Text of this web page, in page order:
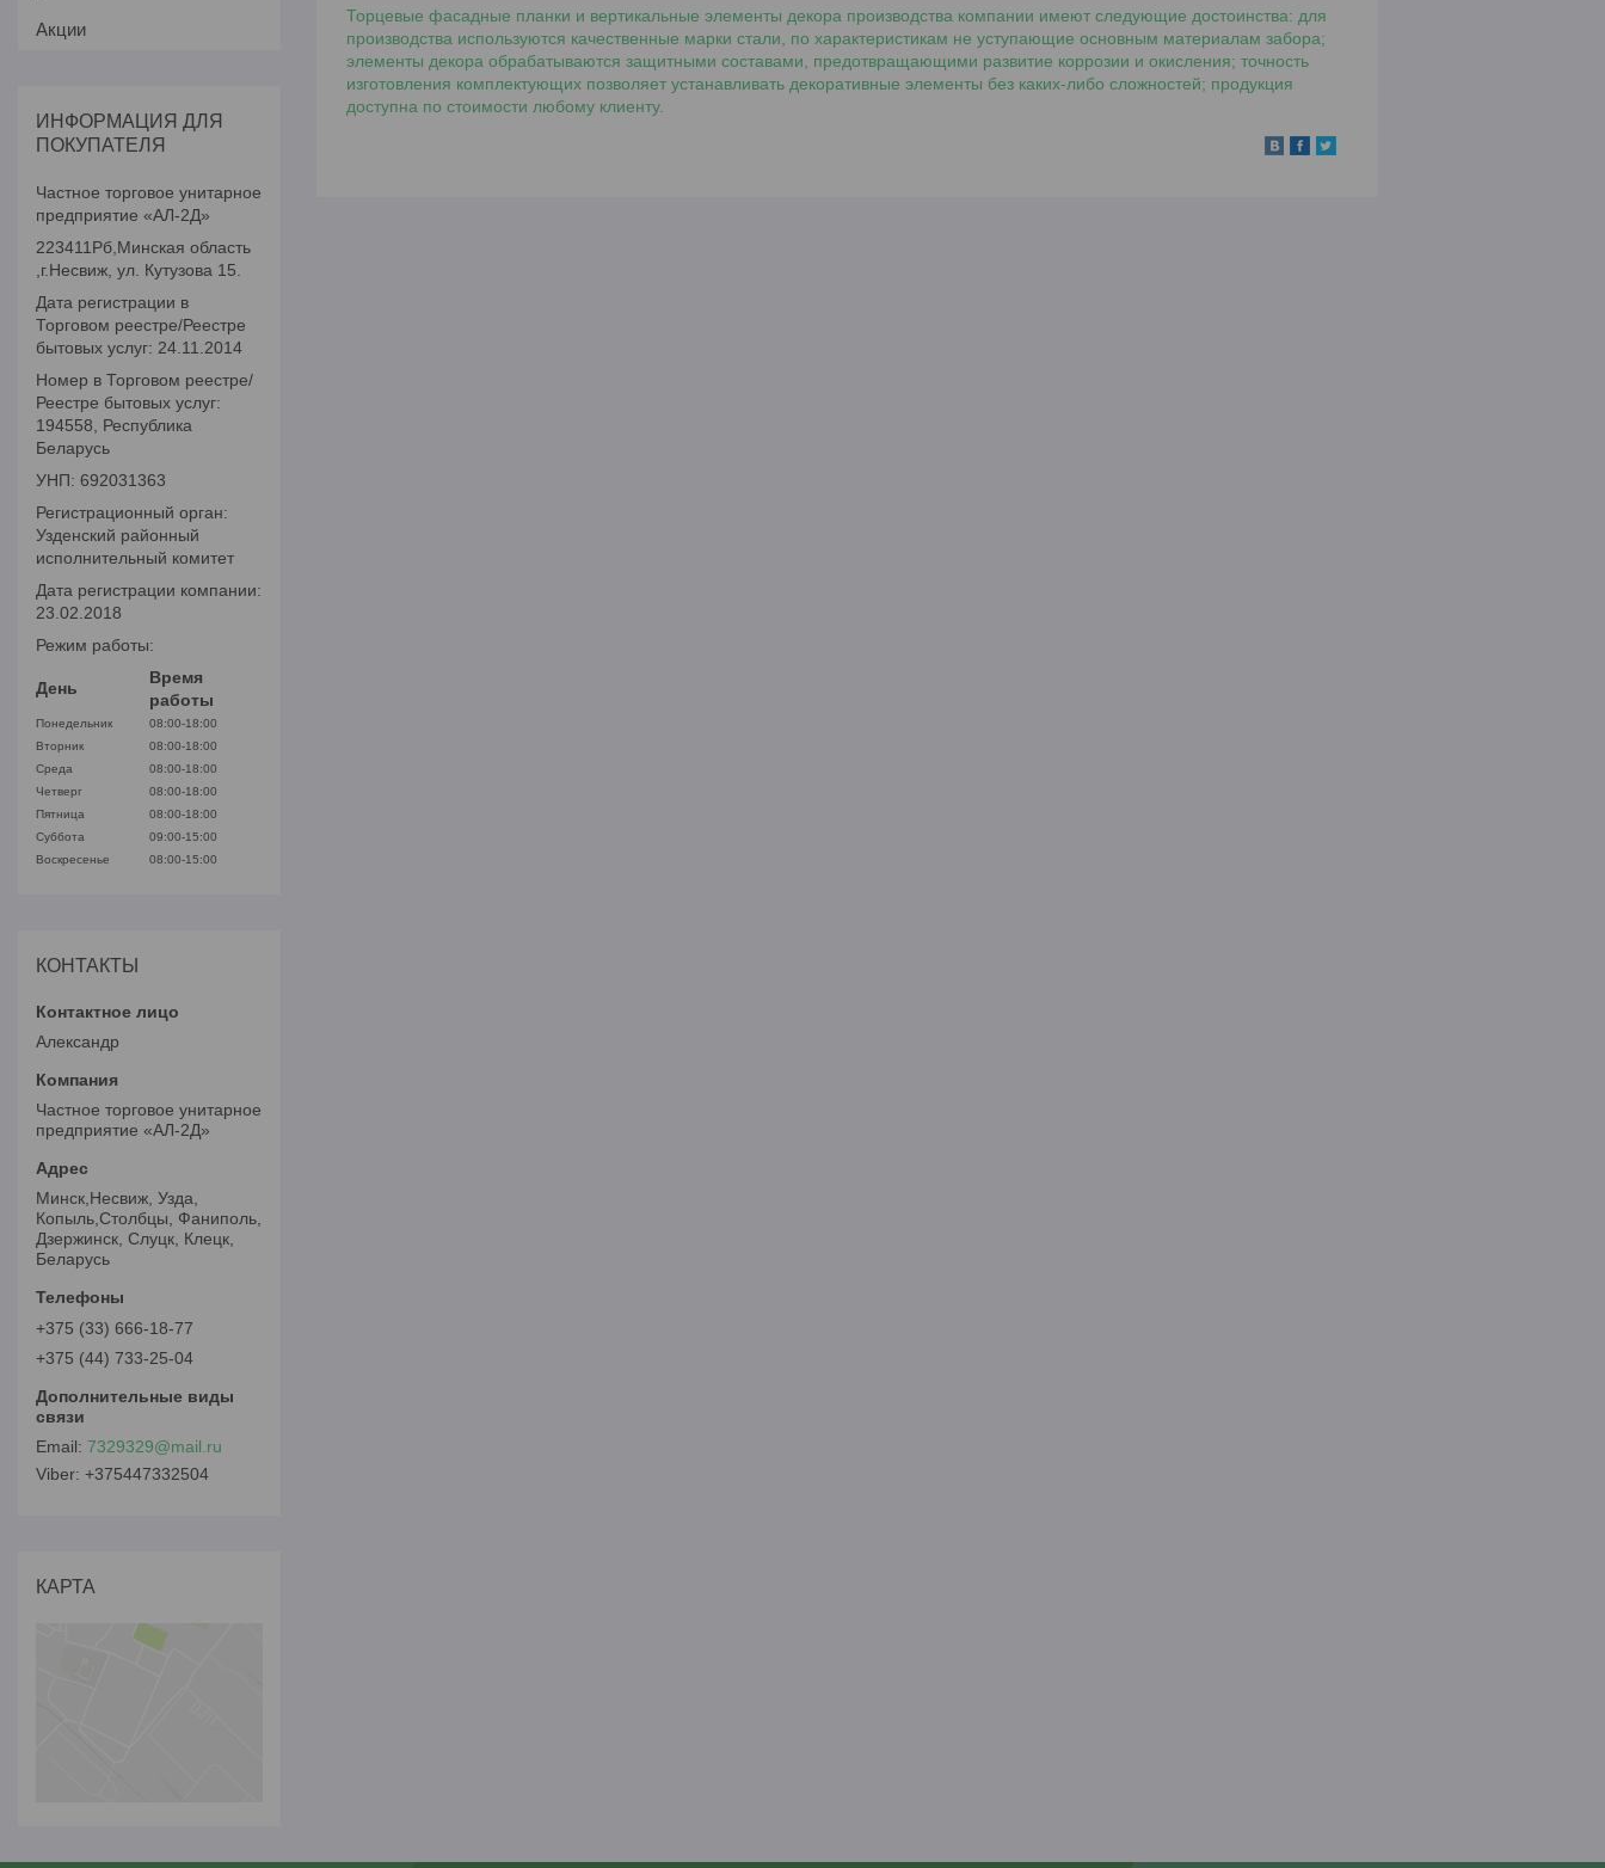
Торцевые фасадные планки и вертикальные элементы декора производства компании имеют следующие достоинства: для
производства используются качественные марки стали, по характеристикам не уступающие основным материалам забора;
элементы декора обрабатываются защитными составами, предотвращающими развитие коррозии и окисления; точность
изготовления комплектующих позволяет устанавливать декоративные элементы без каких-либо сложностей; продукция
доступна по стоимости любому клиенту.
Акции
ИНФОРМАЦИЯ ДЛЯ
ПОКУПАТЕЛЯ
Частное торговое унитарное
предприятие «АЛ-2Д»
223411Рб,Минская область
,г.Несвиж, ул. Кутузова 15.
Дата регистрации в
Торговом реестре/Реестре
бытовых услуг: 24.11.2014
Номер в Торговом реестре/
Реестре бытовых услуг:
194558, Республика
Беларусь
УНП: 692031363
Регистрационный орган:
Узденский районный
исполнительный комитет
Дата регистрации компании:
23.02.2018
Режим работы:
День
Время
работы
Понедельник
08:00-18:00
Вторник
08:00-18:00
Среда
08:00-18:00
Четверг
08:00-18:00
Пятница
08:00-18:00
Суббота
09:00-15:00
Воскресенье
08:00-15:00
КОНТАКТЫ
Александр
Частное торговое унитарное
предприятие «АЛ-2Д»
Минск,Несвиж, Узда,
Копыль,Столбцы, Фаниполь,
Дзержинск, Слуцк, Клецк,
Беларусь
+375 (33) 666-18-77
+375 (44) 733-25-04
7329329@mail.ru
+375447332504
КАРТА